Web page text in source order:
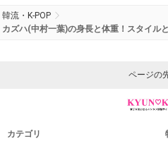
韓流・K-POP
カズハ(中村一葉)の身長と体重！スタイル
ページの
カテゴリ